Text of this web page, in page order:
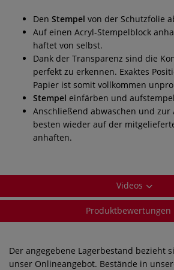
Den Stempel von der Schutzfolie
Auf einen Acryl-Stempelblock
haftet von selbst.
Dank der Transparenz sind die
perfekt zu erkennen. Exaktes
Papier ist somit vollkommen
Stempel einfärben und
Anschließend abwaschen und zur
besten wieder auf der
anhaften.
Videos
Produktbewertungen
Der angegebene Lagerbestand bezieht
unser Onlineangebot. Bestände in